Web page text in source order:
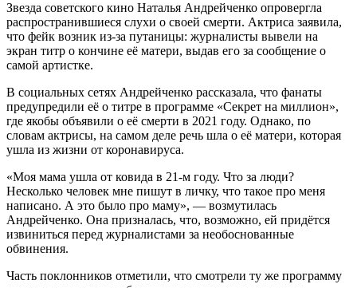
Звезда советского кино Наталья Андрейченко опровергла
распространившиеся слухи о своей смерти. Актриса заявила,
что фейк возник из-за путаницы: журналисты вывели на
экран титр о кончине её матери, выдав его за сообщение о
самой артистке.
В социальных сетях Андрейченко рассказала, что фанаты
предупредили её о титре в программе «Секрет на миллион»,
где якобы объявили о её смерти в 2021 году. Однако, по
словам актрисы, на самом деле речь шла о её матери, которая
ушла из жизни от коронавируса.
«Моя мама ушла от ковида в 21-м году. Что за люди?
Несколько человек мне пишут в личку, что такое про меня
написано. А это было про маму», — возмутилась
Андрейченко. Она призналась, что, возможно, ей придётся
извиниться перед журналистами за необоснованные
обвинения.
Часть поклонников отметили, что смотрели ту же программу